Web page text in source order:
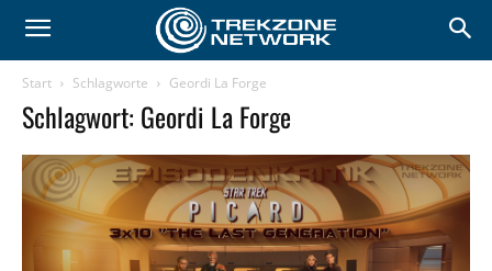
Start Schlagworte Geordi La Forge
Schlagwort: Geordi La Forge